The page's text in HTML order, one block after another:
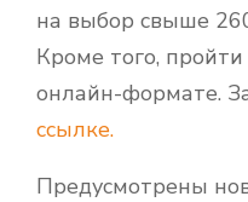
на выбор свыше
Кроме того,
онлайн-формате.
ссылке.
Предусмотрены